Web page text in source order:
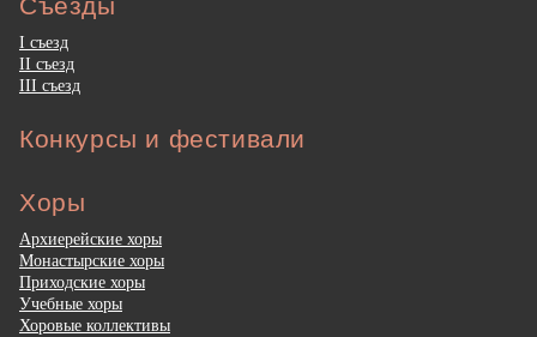
I съезд
II съезд
III съезд
Конкурсы и фестивали
Хоры
Архиерейские хоры
Монастырские хоры
Приходские хоры
Учебные хоры
Хоровые коллективы